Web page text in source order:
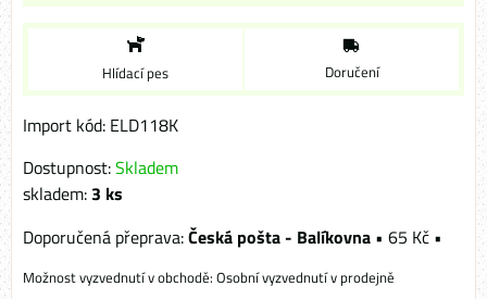
Hlídací pes Doručení
Import kód: ELD118K
Dostupnost:Skladem
skladem: 3 ks
Česká pošta - Balíkovna • 65 Kč •
Osobní vyzvednutí v prodejně